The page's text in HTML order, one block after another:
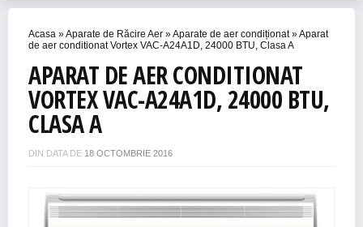
Top Aparate de Aer Condiționat Ieftine pentru Vară
Top 10 Aparate de Aer Condiționat Portabile fără
Acasa »Aparate de Răcire Aer »Aparate de aer condiționat»Aparat
de aer conditionat Vortex VAC-A24A1D, 24000 BTU, Clasa A
APARAT DE AER CONDITIONAT
VORTEX VAC-A24A1D, 24000 BTU,
CLASA A
DIN DATA DE 18 OCTOMBRIE 2016